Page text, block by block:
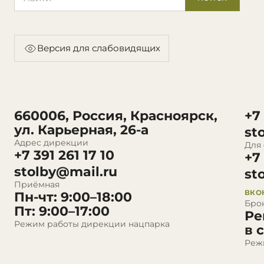
Версия для слабовидящих
660006, Россия, Красноярск,
ул. Карьерная, 26-а
Адрес дирекции
+7 391 261 17 10
stolby@mail.ru
Приёмная
Пн-чт: 9:00–18:00
Пт: 9:00–17:00
Режим работы дирекции нацпарка
Для
+7
в